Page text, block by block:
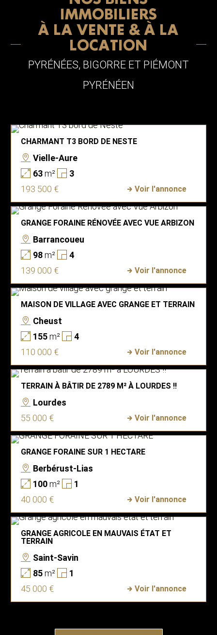
IMMOBILIERS
À LA VENTE & À LA
LOCATION
PYRÉNÉES, BIGORRE ET PIÉMONT
PYRÉNÉEN
CHARMANT T3 BORD DE NESTE
Vielle-Aure
63m²
3
193 500 €
Voir l'annonce
GRANGE FORAINE RÉNOVÉE AVEC VUE ARBIZON
Barrancoueu
98m²
4
139 000 €
Voir l'annonce
MAISON DE VILLAGE AVEC GRANGE ET TERRAIN
Cheust
155m²
4
110 000 €
Voir l'annonce
TERRAIN À BÂTIR DE 2789 M² À LOURDES !!
Lourdes
55 000 €
Voir l'annonce
GRANGE FORAINE SUR 1 HECTARE
Berbérust-Lias
100m²
1
40 000 €
Voir l'annonce
GRANGE AGRICOLE EN MAUVAIS ÉTAT ET
TERRAIN
Saint-Savin
85m²
1
45 000 €
Voir l'annonce